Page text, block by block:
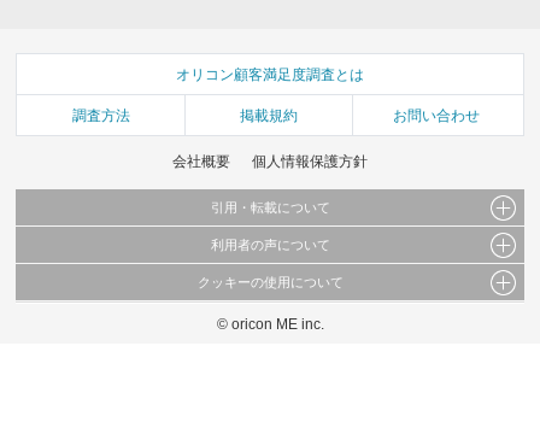
オリコン顧客満足度調査とは
調査方法 掲載規約 お問い合わせ
会社概要 個人情報保護方針
引用・転載について
当サイトで公開されている情報（文字、写真、イラスト、画像データ等）及びこれらの配
これらの情報を権利者の許可なく無断転載・複製などの二次利用を行うことは固く禁じて
利用者の声について
当サイトに掲載している内容はすべてサービスの利用者が提出された見解・感想です。
弊社の見解・ 意見ではないことをご理解いただいた上でご覧ください。
クッキーの使用について
このサイトでは Cookie を使用して、ユーザーに合わせたコンテンツや広告の表示、ソー
© oricon ME inc.